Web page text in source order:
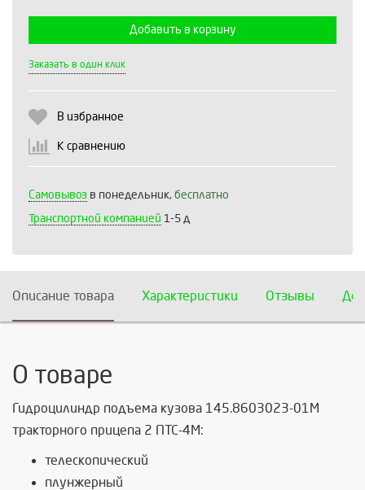
Добавить в корзину
Заказать в один клик
В избранное
К сравнению
Самовывоз в понедельник, бесплатно
Транспортной компанией 1-5 д
Описание товара Характеристики Отзывы
О товаре
Гидроцилиндр подъема кузова 145.8603023-01М
тракторного прицепа 2 ПТС-4М:
телескопический
плунжерный